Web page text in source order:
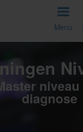
Menu
diagnose